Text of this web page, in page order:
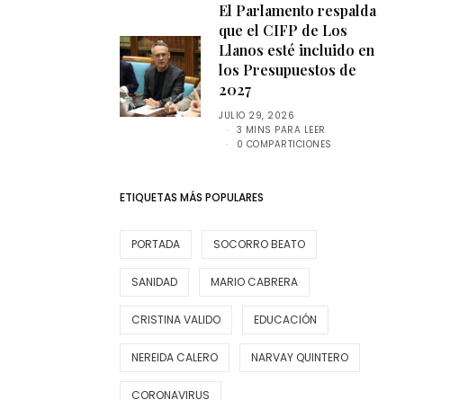
El Parlamento respalda
que el CIFP de Los
Llanos esté incluido en
los Presupuestos de
2027
JULIO 29, 2026
3 MINS PARA LEER
0 COMPARTICIONES
ETIQUETAS MÁS POPULARES
PORTADA SOCORRO BEATO
SANIDAD MARIO CABRERA
CRISTINA VALIDO EDUCACIÓN
NEREIDA CALERO NARVAY QUINTERO
CORONAVIRUS